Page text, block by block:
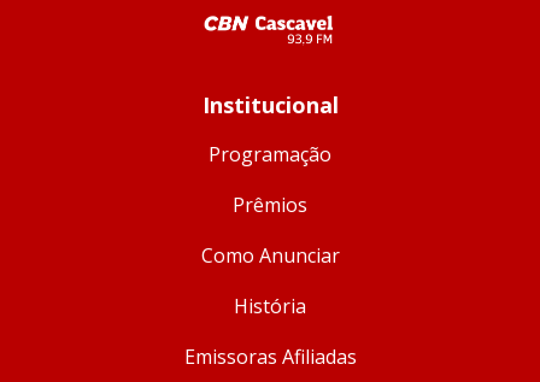
Institucional
Programação
Prêmios
Como Anunciar
História
Emissoras Afiliadas